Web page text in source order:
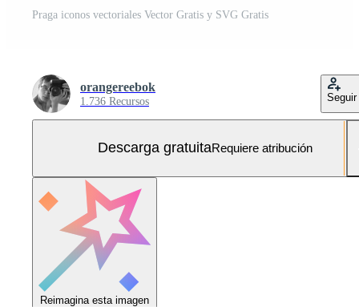
Praga iconos vectoriales Vector Gratis y SVG Gratis
orangereebok
1.736 Recursos Seguir
Descarga gratuitaRequiere atribución
Reimagina esta imagen